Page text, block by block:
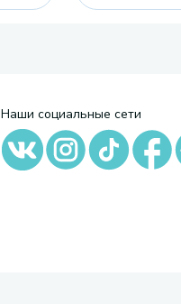
Наши социальные сети